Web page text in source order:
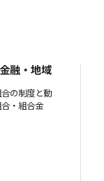
融・地域
の制度と動
・組合金